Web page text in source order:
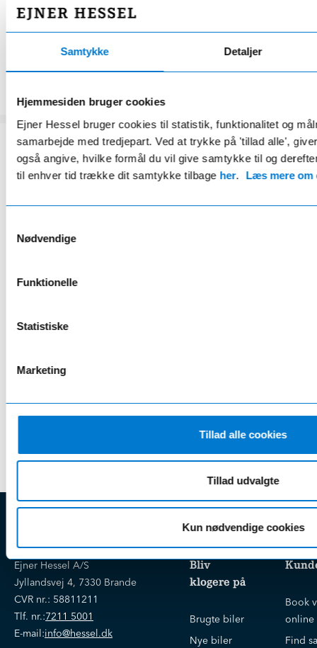
Samtykke Detaljer
Hjemmesiden bruger cookies
Ejner Hessel bruger cookies til statistik, funktionalitet og
samarbejde med tredjepart. Ved at trykke på 'tillad alle',
også angive, hvilke formål du vil give samtykke til og
til enhver tid trække dit samtykke tilbage her. Læs mere om
Nødvendige
Funktionelle
Statistiske
Marketing
Tillad alle cookies
Tillad udvalgte
Kun nødvendige cookies
HESSEL PLUS
2 gratis hjulskift pr. år
Ejner Hessel A/S
Jyllandsvej 4, 7330 Brande
CVR nr.: 58811211
Tlf. nr.:7211 5001
E-mail:info@hessel.dk
Bliv
klogere på
Brugte biler
Nye biler
Book
online
Find